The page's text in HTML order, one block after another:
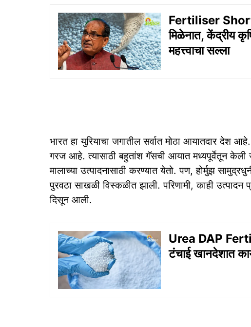
Fertiliser
मिळेनात, केंद्रीय
महत्त्वाचा सल्ला
भारत हा युरियाचा जगातील सर्वात मोठा आयातदार देश
गरज आहे. त्यासाठी बहुतांश गॅसची आयात मध्यपूर्वेतून केली
मालाच्या उत्पादनासाठी करण्यात येतो. पण, होर्मुझ
पुरवठा साखळी विस्कळीत झाली. परिणामी, काही
दिसून आली.
Urea DAP
टंचाई खानदेशात